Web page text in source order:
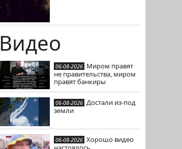
Видео
06-08-2026 Миром правят
не правительства, миром
правят банкиры
06-08-2026 Достали из-под
земли
06-08-2026 Хорошо видео